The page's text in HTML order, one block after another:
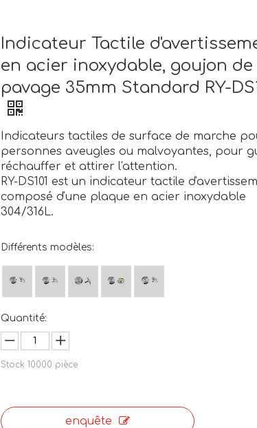
Indicateur Tactile
en acier inoxydable, goujon de
pavage 35mm Standard RY-
Indicateurs tactiles de surface de marche
personnes aveugles ou malvoyantes, pour
réchauffer et attirer l'attention.
RY-DS101 est un indicateur tactile
composé d'une plaque en acier inoxydable
304/316L.
Différents modèles:
Quantité:
Stock 10000 pièce
enquête